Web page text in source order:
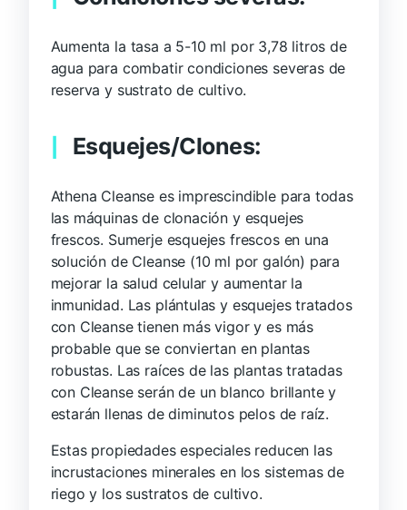
Aumenta la tasa a 5-10 ml por 3,78 litros de
agua para combatir condiciones severas de
reserva y sustrato de cultivo.
Esquejes/Clones:
Athena Cleanse es imprescindible para todas
las máquinas de clonación y esquejes
frescos. Sumerje esquejes frescos en una
solución de Cleanse (10 ml por galón) para
mejorar la salud celular y aumentar la
inmunidad. Las plántulas y esquejes tratados
con Cleanse tienen más vigor y es más
probable que se conviertan en plantas
robustas. Las raíces de las plantas tratadas
con Cleanse serán de un blanco brillante y
estarán llenas de diminutos pelos de raíz.
Estas propiedades especiales reducen las
incrustaciones minerales en los sistemas de
riego y los sustratos de cultivo.